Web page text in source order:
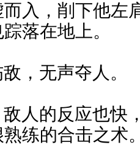
入，削下他左
落在地上。
，无声夺人。
人的反应也快
练的合击之术